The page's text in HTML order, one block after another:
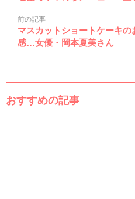
前の記事
マスカットショートケーキ
感…女優・岡本夏美さん
おすすめの記事